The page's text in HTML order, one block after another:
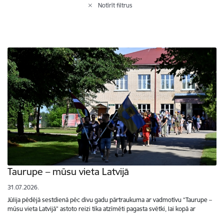
Notīrīt filtrus
Taurupe – mūsu vieta Latvijā
31.07.2026.
Jūlija pēdējā sestdienā pēc divu gadu pārtraukuma ar vadmotīvu “Taurupe –
mūsu vieta Latvijā” astoto reizi tika atzīmēti pagasta svētki, lai kopā ar